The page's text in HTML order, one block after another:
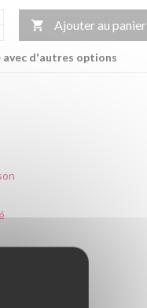
 Ajouter au panier
d'autres options